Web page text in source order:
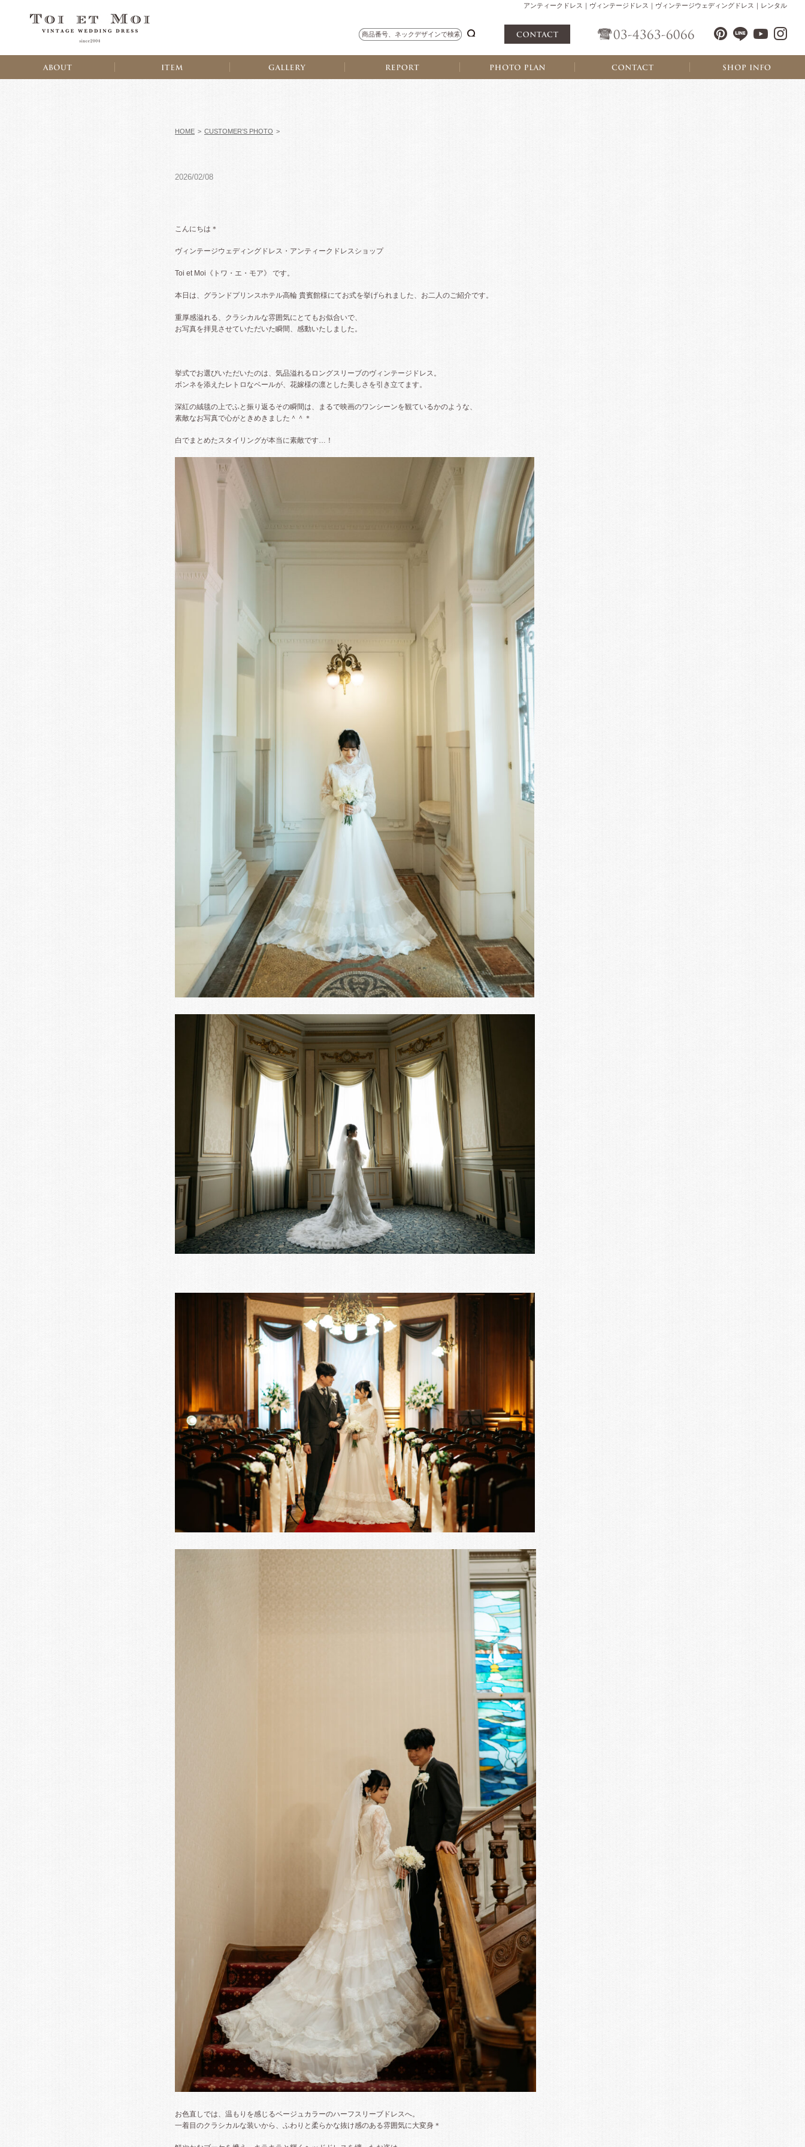
アンティークドレス｜ヴィンテージドレス｜ヴィンテージウェディングドレス｜レンタル
HOME > CUSTOMER’S PHOTO >
2026/02/08
こんにちは＊
ヴィンテージウェディングドレス・アンティークドレスショップ
Toi et Moi《トワ・エ・モア》 です。
本日は、グランドプリンスホテル高輪 貴賓館様にてお式を挙げられました、お二人のご紹介です。
重厚感溢れる、クラシカルな雰囲気にとてもお似合いで、
お写真を拝見させていただいた瞬間、感動いたしました。
挙式でお選びいただいたのは、気品溢れるロングスリーブのヴィンテージドレス。
ボンネを添えたレトロなベールが、花嫁様の凛とした美しさを引き立てます。
深紅の絨毯の上でふと振り返るその瞬間は、まるで映画のワンシーンを観ているかのような、
素敵なお写真で心がときめきました＾＾＊
白でまとめたスタイリングが本当に素敵です…！
お色直しでは、温もりを感じるベージュカラーのハーフスリーブドレスへ。
一着目のクラシカルな装いから、ふわりと柔らかな抜け感のある雰囲気に大変身＊